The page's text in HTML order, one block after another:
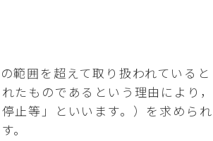
範囲を超えて取り扱われていると
たものであるという理由により，
止等」といいます。）を求められ
。